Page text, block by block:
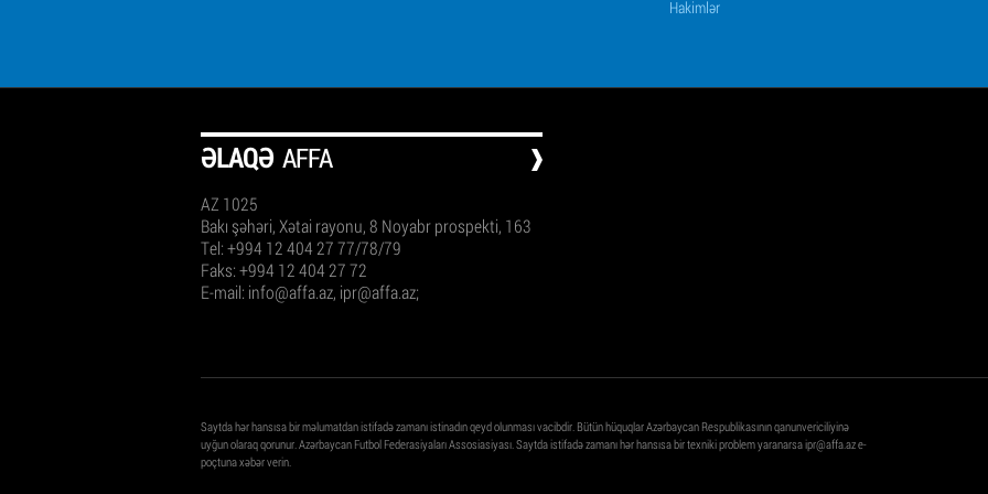
Hakimlər
ƏLAQƏ AFFA
AZ 1025
Bakı şəhəri, Xətai rayonu, 8 Noyabr prospekti, 163
Tel: +994 12 404 27 77/78/79
Faks: +994 12 404 27 72
E-mail: info@affa.az, ipr@affa.az;
Saytda hər hansısa bir məlumatdan istifadə zamanı istinadın qeyd olunması vacibdir. Bütün hüquqlar Azərbaycan Respublikasının qanunvericiliyinə
uyğun olaraq qorunur. Azərbaycan Futbol Federasiyaları Assosiasiyası. Saytda istifadə zamanı hər hansısa bir texniki problem yaranarsaipr@affa.aze-
poçtuna xəbər verin.